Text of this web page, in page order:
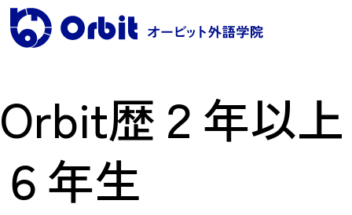
レッスンコース案内
●Orbit 5つのポイント
●レッスンコース案内
Orbit歴２年以
６年生